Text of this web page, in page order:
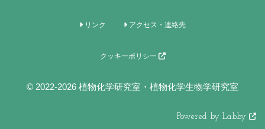
リンク アクセス・連絡先
クッキーポリシー
© 2022-2026 植物化学研究室・植物化学生物学研究室
Powered by Labby